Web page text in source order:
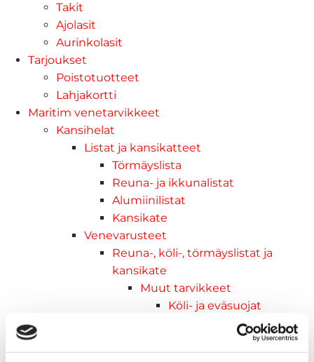
Takit
Ajolasit
Aurinkolasit
Tarjoukset
Poistotuotteet
Lahjakortti
Maritim venetarvikkeet
Kansihelat
Listat ja kansikatteet
Törmäyslista
Reuna- ja ikkunalistat
Alumiinilistat
Kansikate
Venevarusteet
Reuna-, köli-, törmäyslistat ja
kansikate
Muut tarvikkeet
Köli- ja eväsuojat